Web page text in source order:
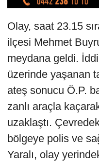
Olay, saat 23.15
ilçesi Mehmet
meydana geldi.
üzerinde yaşanan
ateş sonucu Ö.P.
zanlı araçla
uzaklaştı.
bölgeye polis ve
Yaralı, olay